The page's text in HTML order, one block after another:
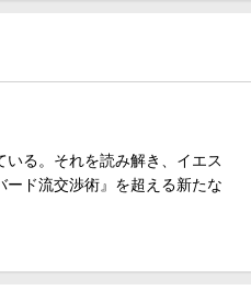
いる。それを読み解き、イエス
ド流交渉術』を超える新たな